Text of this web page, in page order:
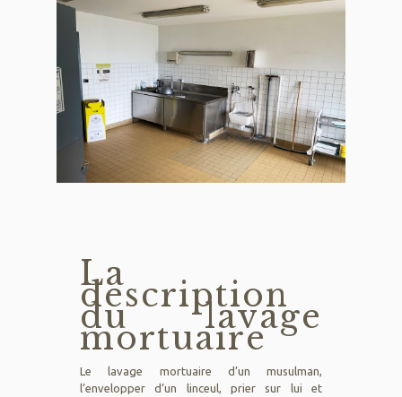
La
description
du lavage
mortuaire
Le lavage mortuaire d’un musulman,
l’envelopper d’un linceul, prier sur lui et